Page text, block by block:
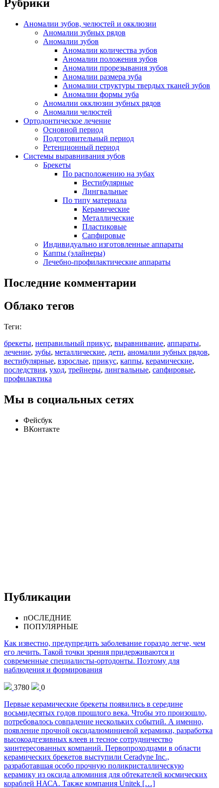
Рубрики
Аномалии зубов, челюстей и окклюзии
Аномалии зубных рядов
Аномалии зубов
Аномалии количества зубов
Аномалии положения зубов
Аномалии прорезывания зубов
Аномалии размера зуба
Аномалии структуры твердых тканей зубов
Аномалии формы зуба
Аномалии окклюзии зубных рядов
Аномалии челюстей
Ортодонтическое лечение
Основной период
Подготовительный период
Ретенционный период
Системы выравнивания зубов
Брекеты
По расположению на зубах
Вестибулярные
Лингвальные
По типу материала
Керамические
Металлические
Пластиковые
Сапфировые
Индивидуально изготовленные аппараты
Каппы (элайнеры)
Лечебно-профилактические аппараты
Последние комментарии
Облако тегов
Теги:
брекеты, неправильный прикус, выравнивание, аппараты,
лечение, зубы, металлические, дети, аномалии зубных рядов,
вестибулярные, взрослые, прикус, каппы, керамические,
последствия, уход, трейнеры, лингвальные, сапфировые,
профилактика
Мы в социальных сетях
Фейсбук
ВКонтакте
Публикации
пОСЛЕДНИЕ
ПОПУЛЯРНЫЕ
Как известно, предупредить заболевание гораздо легче, чем
его лечить. Такой точки зрения придерживаются и
современные специалисты-ортодонты. Поэтому для
наблюдения и формирования
3780
0
Первые керамические брекеты появились в середине
восьмидесятых годов прошлого века. Чтобы это произошло,
потребовалось совпадение нескольких событий. А именно,
появление прочной оксидалюминиевой керамики, разработка
высокоадгезивных клеев и тесное сотрудничество
заинтересованных компаний. Первопроходцами в области
керамических брекетов выступили Ceradyne Inc.,
разработавшая особо прочную поликристаллическую
керамику из оксида алюминия для обтекателей космических
кораблей НАСА. Также компания Unitek […]